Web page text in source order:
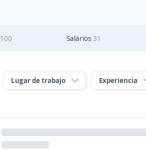
100 Salarios 31
Lugar de trabajo Experiencia